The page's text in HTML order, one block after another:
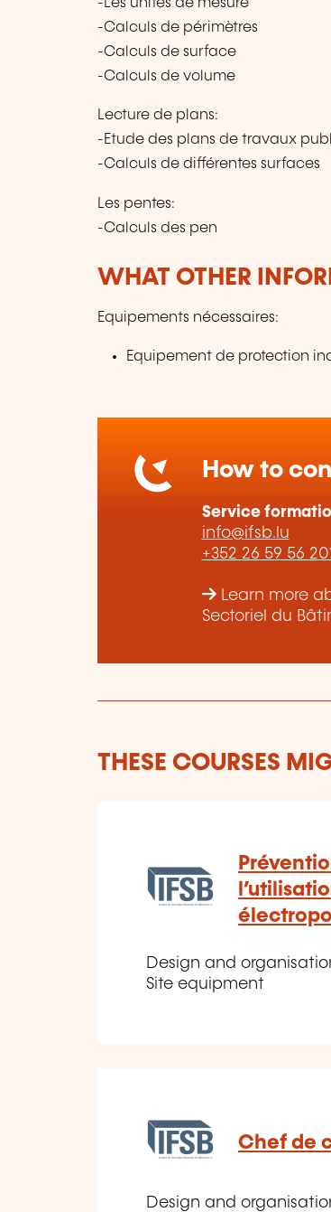
-Les unités de mesure
-Calculs de périmètres
-Calculs de surface
-Calculs de volume
Lecture de plans:
-Etude des plans de travaux
-Calculs de différentes surfaces
Les pentes:
-Calculs des pen
WHAT OTHER
Equipements nécessaires:
Equipement de protection
How to
Service
info@ifsb.lu
+352 26 59 56
Learn more
Sectoriel du
THESE COURSES
Design and
Site equipment
Chef de
Design and